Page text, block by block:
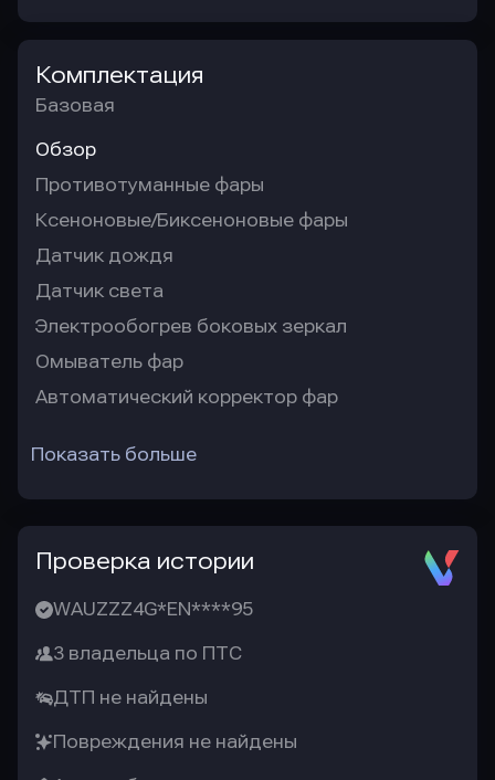
Комплектация
Базовая
Обзор
Противотуманные фары
Ксеноновые/Биксеноновые фары
Датчик дождя
Датчик света
Электрообогрев боковых зеркал
Омыватель фар
Автоматический корректор фар
Показать больше
Проверка истории
WAUZZZ4G*EN****95
3 владельца по ПТС
ДТП не найдены
Повреждения не найдены